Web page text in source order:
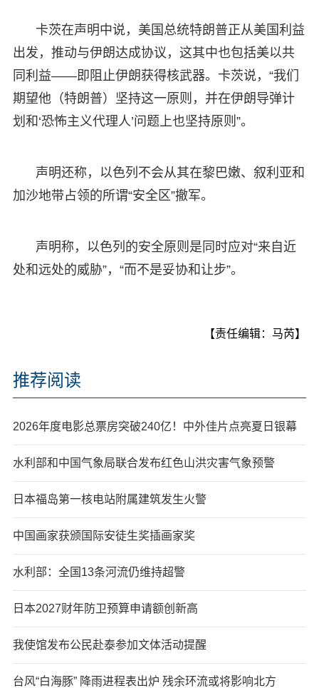
卡茨在声明中说，美国总统特朗普正从美国利益
出发，推动与伊朗达成协议，这其中也包括美以共
同利益——即阻止伊朗获得核武器。卡茨说，“我们
期望他（特朗普）坚持这一原则，并在伊朗导弹计
划和‘恐怖主义代理人’问题上也坚持原则”。
声明还称，以色列不会从其在黎巴嫩、叙利亚和
加沙地带占领的所谓“安全区”撤军。
声明称，以色列的安全原则是同时应对“来自近
处和远处的威胁”，“而不是妥协和让步”。
【责任编辑：马芮】
推荐阅读
2026年度电影总票房突破240亿！中外佳片点亮夏日银幕
水利部和中国气象局联合发布红色山洪灾害气象预警
日本福岛第一核电站附属建筑发生火警
中国画家获颁国际安徒生奖插画家奖
水利部：全国13条河流仍维持超警
日本2027财年防卫预算申请额创新高
我使馆发布公民赴泰参加文体活动提醒
台风“白海豚” 降雨进程表出炉 残余环流或将影响北方